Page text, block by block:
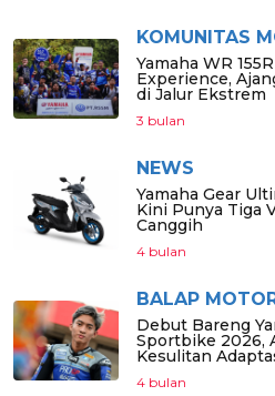
KOMUNITAS
Yamaha WR
Experience,
di Jalur Ekstrem
3 bulan
NEWS
Yamaha Gear
Kini Punya Tiga
Canggih
4 bulan
BALAP
Debut Bareng
Sportbike 2026,
Kesulitan
4 bulan